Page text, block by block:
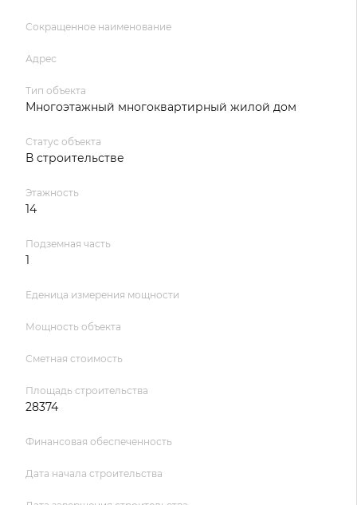
Сокращенное наименование
Адрес
Тип объекта
Многоэтажный многоквартирный жилой дом
Статус объекта
В строительстве
Этажность
14
Подземная часть
1
Еденица измерения мощности
Мощность объекта
Сметная стоимость
Площадь строительства
28374
Финансовая обеспеченность
Дата начала строительства